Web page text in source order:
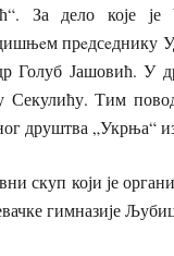
За дело које
прeдсeднику
Голуб Јашовић. У
Секулићу. Тим
друштва „Укрња“
скуп који је
гимназије